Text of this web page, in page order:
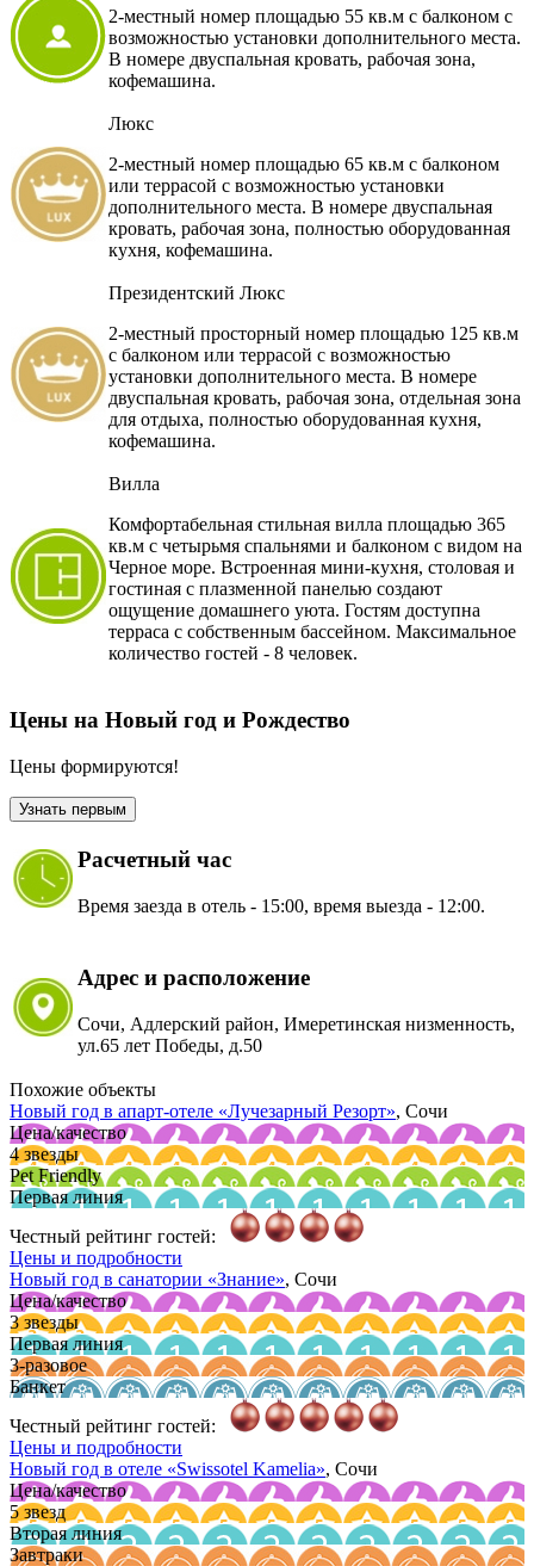
2-местный номер площадью 55 кв.м с балконом с
возможностью установки дополнительного места.
В номере двуспальная кровать, рабочая зона,
кофемашина.
Люкс
2-местный номер площадью 65 кв.м с балконом
или террасой с возможностью установки
дополнительного места. В номере двуспальная
кровать, рабочая зона, полностью оборудованная
кухня, кофемашина.
Президентский Люкс
2-местный просторный номер площадью 125 кв.м
с балконом или террасой с возможностью
установки дополнительного места. В номере
двуспальная кровать, рабочая зона, отдельная зона
для отдыха, полностью оборудованная кухня,
кофемашина.
Вилла
Комфортабельная стильная вилла площадью 365
кв.м с четырьмя спальнями и балконом с видом на
Черное море. Встроенная мини-кухня, столовая и
гостиная с плазменной панелью создают
ощущение домашнего уюта. Гостям доступна
терраса с собственным бассейном. Максимальное
количество гостей - 8 человек.
Цены на Новый год и Рождество
Цены формируются!
Узнать первым
Расчетный час
Время заезда в отель - 15:00, время выезда - 12:00.
Адрес и расположение
Сочи, Адлерский район, Имеретинская низменность,
ул.65 лет Победы, д.50
Похожие объекты
Новый год в апарт-отеле «Лучезарный Резорт», Сочи
Цена/качество
4 звезды
Pet Friendly
Первая линия
Честный рейтинг гостей:
Цены и подробности
Новый год в cанатории «Знание», Сочи
Цена/качество
3 звезды
Первая линия
3-разовое
Банкет
Честный рейтинг гостей:
Цены и подробности
Новый год в отеле «Swissotel Kamelia», Сочи
Цена/качество
5 звезд
Вторая линия
Завтраки